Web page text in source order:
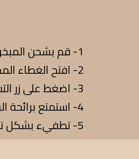
1- قم بشحن المبخرة لمدة ساعتين كاملة عند أول استخدام
2- افتح الغطاء المخصص وضع كميه مناسبه من البخور أو العود أو العطر
3- اضغط على زر التشغيل لمدة ثانيتين لبدء التشغيل
4- استمتع برائحة البخور الذكية في كل مكان من حولك
5- تطفيء بشكل تلقائي عند احتراق البخور